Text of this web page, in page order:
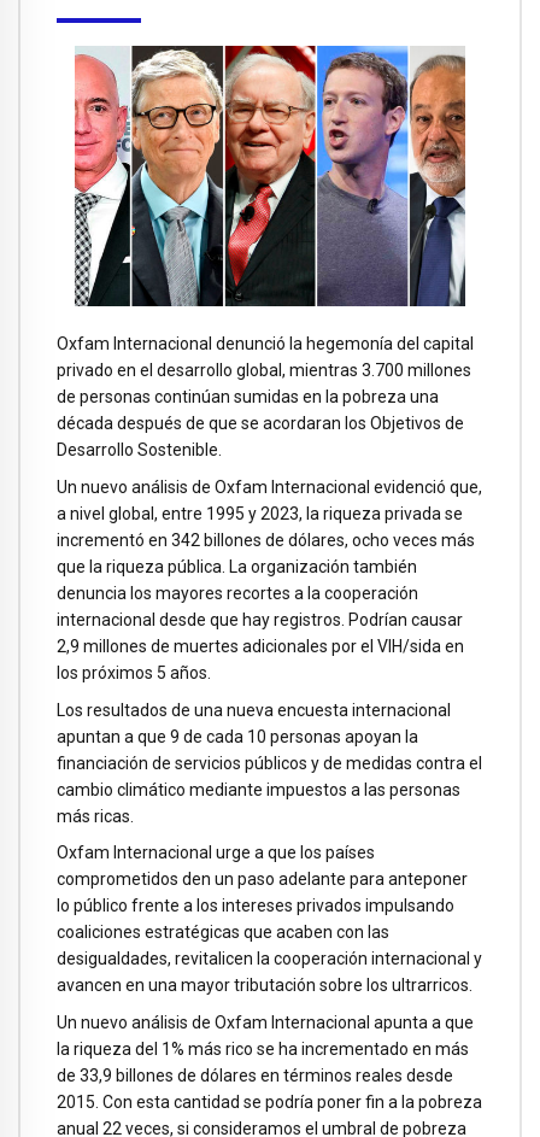
Oxfam Internacional denunció la hegemonía del capital
privado en el desarrollo global, mientras 3.700 millones
de personas continúan sumidas en la pobreza una
década después de que se acordaran los Objetivos de
Desarrollo Sostenible.
Un nuevo análisis de Oxfam Internacional evidenció que,
a nivel global, entre 1995 y 2023, la riqueza privada se
incrementó en 342 billones de dólares, ocho veces más
que la riqueza pública. La organización también
denuncia los mayores recortes a la cooperación
internacional desde que hay registros. Podrían causar
2,9 millones de muertes adicionales por el VIH/sida en
los próximos 5 años.
Los resultados de una nueva encuesta internacional
apuntan a que 9 de cada 10 personas apoyan la
financiación de servicios públicos y de medidas contra el
cambio climático mediante impuestos a las personas
más ricas.
Oxfam Internacional urge a que los países
comprometidos den un paso adelante para anteponer
lo público frente a los intereses privados impulsando
coaliciones estratégicas que acaben con las
desigualdades, revitalicen la cooperación internacional y
avancen en una mayor tributación sobre los ultrarricos.
Un nuevo análisis de Oxfam Internacional apunta a que
la riqueza del 1% más rico se ha incrementado en más
de 33,9 billones de dólares en términos reales desde
2015. Con esta cantidad se podría poner fin a la pobreza
anual 22 veces, si consideramos el umbral de pobreza